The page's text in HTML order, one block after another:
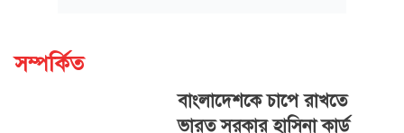
সম্পর্কিত
বাংলাদেশকে চাপে রাখতে
ভারত সরকার হাসিনা কার্ড